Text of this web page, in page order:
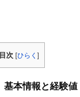
目次 [ひらく ]
基本情報と経験値